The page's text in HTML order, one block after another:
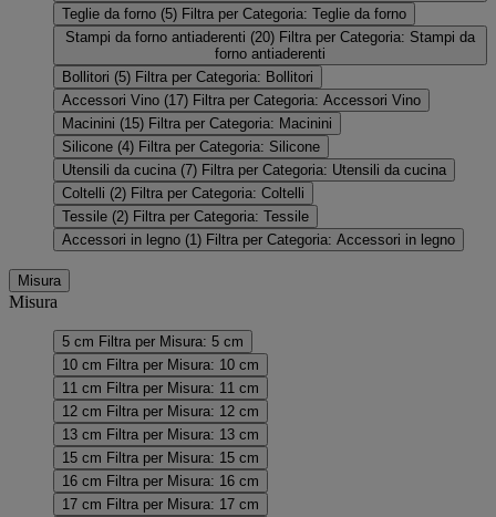
Teglie da forno (5) Filtra per Categoria: Teglie da forno
Stampi da forno antiaderenti (20) Filtra per Categoria: Stampi da
forno antiaderenti
Bollitori (5) Filtra per Categoria: Bollitori
Accessori Vino (17) Filtra per Categoria: Accessori Vino
Macinini (15) Filtra per Categoria: Macinini
Silicone (4) Filtra per Categoria: Silicone
Utensili da cucina (7) Filtra per Categoria: Utensili da cucina
Coltelli (2) Filtra per Categoria: Coltelli
Tessile (2) Filtra per Categoria: Tessile
Accessori in legno (1) Filtra per Categoria: Accessori in legno
Misura
Misura
5 cm Filtra per Misura: 5 cm
10 cm Filtra per Misura: 10 cm
11 cm Filtra per Misura: 11 cm
12 cm Filtra per Misura: 12 cm
13 cm Filtra per Misura: 13 cm
15 cm Filtra per Misura: 15 cm
16 cm Filtra per Misura: 16 cm
17 cm Filtra per Misura: 17 cm